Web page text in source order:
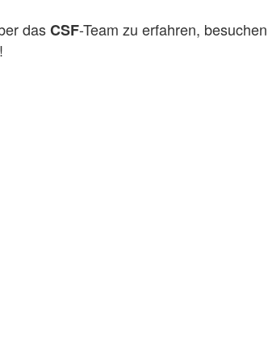
dasCSF-Team zu erfahren,